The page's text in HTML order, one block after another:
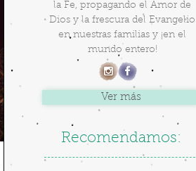
la Fe, propagando el Amor de
Dios y la frescura del Evangelio
en nuestras familias y ¡en el
mundo entero!
Ver más
Recomendamos: